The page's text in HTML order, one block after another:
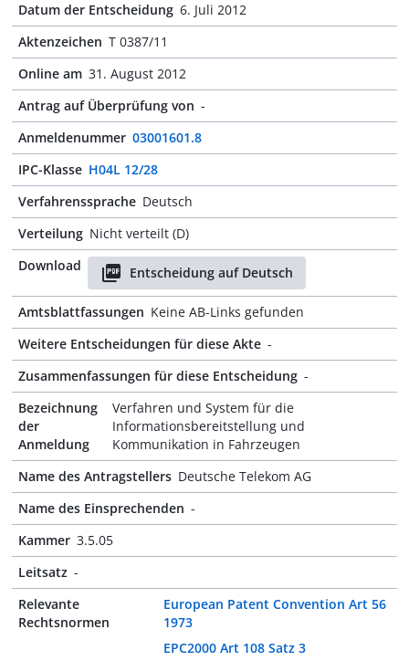
Datum der Entscheidung 6. Juli 2012
Aktenzeichen T 0387/11
Online am 31. August 2012
Antrag auf Überprüfung von -
Anmeldenummer 03001601.8
IPC-Klasse H04L 12/28
Verfahrenssprache Deutsch
Verteilung Nicht verteilt (D)
Download
Entscheidung auf Deutsch
Amtsblattfassungen Keine AB-Links gefunden
Weitere Entscheidungen für diese Akte -
Zusammenfassungen für diese Entscheidung -
Bezeichnung
der
Anmeldung
Verfahren und System für die
Informationsbereitstellung und
Kommunikation in Fahrzeugen
Name des Antragstellers Deutsche Telekom AG
Name des Einsprechenden -
Kammer 3.5.05
Leitsatz -
Relevante
Rechtsnormen
European Patent Convention Art 56
1973
EPC2000 Art 108 Satz 3